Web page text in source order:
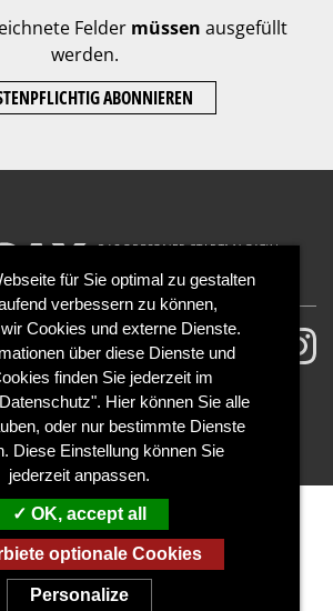
Felder müssen ausgefüllt
werden.
ABONNIEREN
Cookies
Mediadaten
Abo widerrufen
für Sie optimal zu gestalten
verbessern zu können,
Cookies und externe Dienste.
über diese Dienste und
finden Sie jederzeit im
Hier können Sie alle
oder nur bestimmte Dienste
Diese Einstellung können Sie
jederzeit anpassen.
OK, accept all
optionale Cookies
Personalize